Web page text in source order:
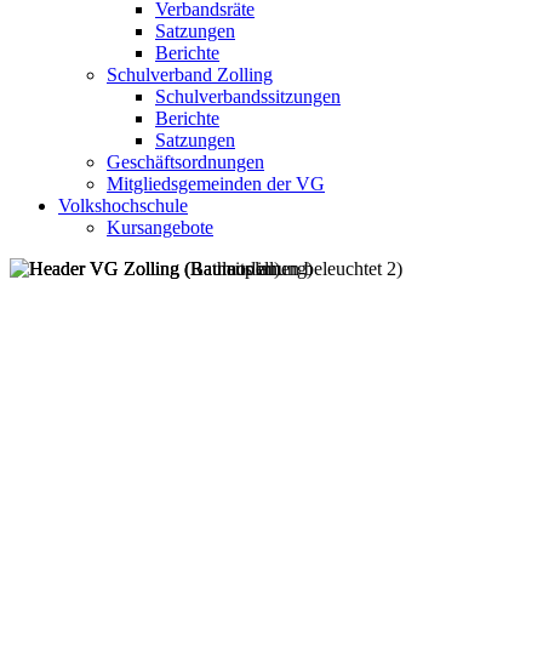
Verbandsräte
Satzungen
Berichte
Schulverband Zolling
Schulverbandssitzungen
Berichte
Satzungen
Geschäftsordnungen
Mitgliedsgemeinden der VG
Volkshochschule
Kursangebote